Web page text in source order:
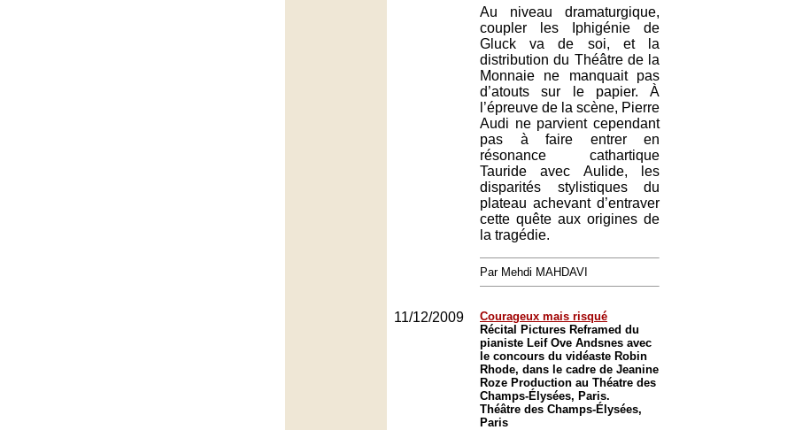
Au niveau dramaturgique,
coupler les Iphigénie de
Gluck va de soi, et la
distribution du Théâtre de la
Monnaie ne manquait pas
d’atouts sur le papier. À
l’épreuve de la scène, Pierre
Audi ne parvient cependant
pas à faire entrer en
résonance cathartique
Tauride avec Aulide, les
disparités stylistiques du
plateau achevant d’entraver
cette quête aux origines de
la tragédie.
Par Mehdi MAHDAVI
11/12/2009
Courageux mais risqué
Récital Pictures Reframed du
pianiste Leif Ove Andsnes avec
le concours du vidéaste Robin
Rhode, dans le cadre de Jeanine
Roze Production au Théatre des
Champs-Élysées, Paris.
Théâtre des Champs-Élysées,
Paris